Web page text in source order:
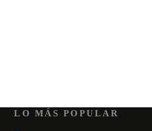
LO MÁS POPULAR